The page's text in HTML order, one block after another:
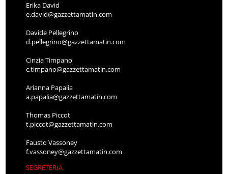
Erika David
e.david@gazzettamatin.com
Davide Pellegrino
d.pellegrino@gazzettamatin.com
Cinzia Timpano
c.timpano@gazzettamatin.com
Arianna Papalia
a.papalia@gazzettamatin.com
Thomas Piccot
t.piccot@gazzettamatin.com
Fausto Vassoney
f.vassoney@gazzettamatin.com
SEGRETERIA